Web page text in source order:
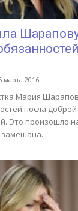
марта 2016
Мария
посла
Это произошло
замешана...